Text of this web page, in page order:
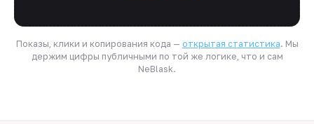
Показы, клики и копирования кода — открытая статистика. Мы
держим цифры публичными по той же логике, что и сам
NeBlask.